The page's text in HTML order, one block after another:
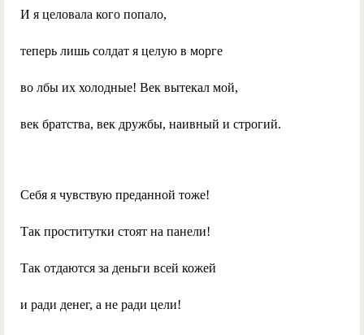
И я целовала кого попало,
теперь лишь солдат я целую в морге
во лбы их холодные! Век вытекал мой,
век братства, век дружбы, наивный и строгий.
Себя я чувствую преданной тоже!
Так проститутки стоят на панели!
Так отдаются за деньги всей кожей
и ради денег, а не ради цели!